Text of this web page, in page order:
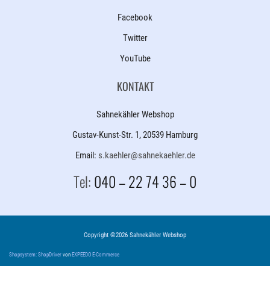
Facebook
Twitter
YouTube
KONTAKT
Sahnekähler Webshop
Gustav-Kunst-Str. 1, 20539 Hamburg
Email: s.kaehler@sahnekaehler.de
Tel:040 – 22 74 36 – 0
Copyright ©2026 Sahnekähler Webshop
Shopsystem: ShopDriver von EXPEEDO E-Commerce